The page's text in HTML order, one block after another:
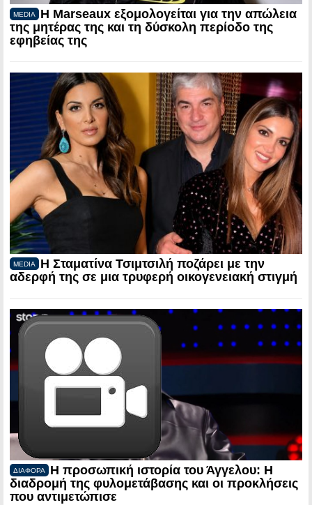
MEDIA
Η Marseaux εξομολογείται για την απώλεια
της μητέρας της και τη δύσκολη περίοδο της
εφηβείας της
MEDIA
Η Σταματίνα Τσιμτσιλή ποζάρει με την
αδερφή της σε μια τρυφερή οικογενειακή στιγμή
ΔΙΑΦΟΡΑ
Η προσωπική ιστορία του Άγγελου: Η
διαδρομή της φυλομετάβασης και οι προκλήσεις
που αντιμετώπισε